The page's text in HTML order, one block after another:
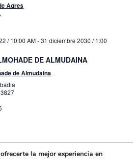
Agres
/ 10:00 AM-31 diciembre 2030 / 1:00
DE ALMUDAINA
de Almudaina
la mejor experiencia en